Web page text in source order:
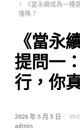
《當永續成為一種
懂嗎？
《當永
提問一
行，你
2026 年 5 月 5 日
admin